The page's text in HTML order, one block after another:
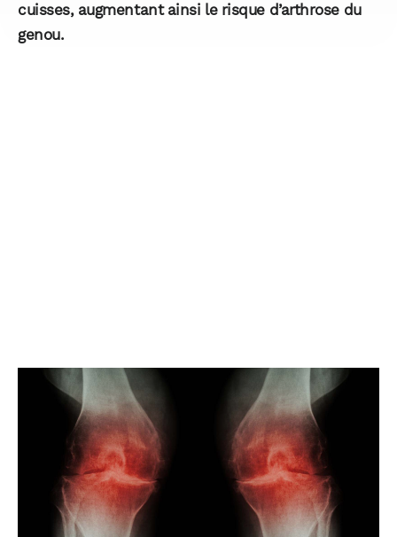
cuisses, augmentant ainsi le risque d’arthrose du
genou.